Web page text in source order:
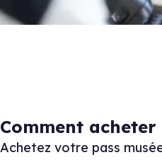
Comment
Achetez votre pass